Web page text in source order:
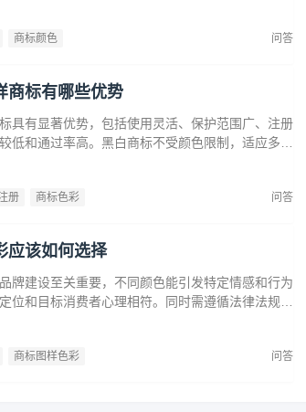
商标颜色 问答
商标有哪些优势
具有显著优势，包括使用灵活、保护范围广、注册
低和通过率高。黑白商标不受颜色限制，适应多样
册 商标色彩 问答
应该如何选择
牌建设至关重要，不同颜色能引发特定情感和行为
位和目标消费者心理相符。同时需遵循法律法规确
商标图样色彩 问答